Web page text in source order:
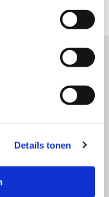
Details tonen
zeggen